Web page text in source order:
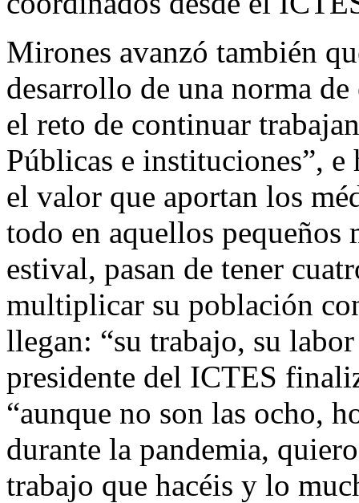
Mirones avanzó también
desarrollo de una norma
el reto de continuar
Públicas e instituciones”, e
el valor que aportan los
todo en aquellos pequeños
estival, pasan de tener
multiplicar su población
llegan: “su trabajo, su
presidente del ICTES
“aunque no son las ocho,
durante la pandemia,
trabajo que hacéis y lo